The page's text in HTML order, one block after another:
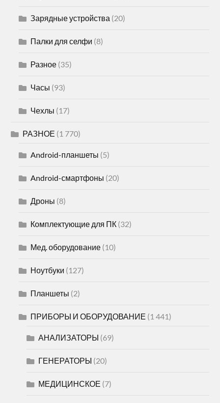
Зарядные устройства (20)
Палки для селфи (8)
Разное (35)
Часы (93)
Чехлы (17)
РАЗНОЕ (1 770)
Android-планшеты (5)
Android-смартфоны (20)
Дроны (8)
Комплектующие для ПК (32)
Мед. оборудование (10)
Ноутбуки (127)
Планшеты (2)
ПРИБОРЫ И ОБОРУДОВАНИЕ (1 441)
АНАЛИЗАТОРЫ (69)
ГЕНЕРАТОРЫ (20)
МЕДИЦИНСКОЕ (7)